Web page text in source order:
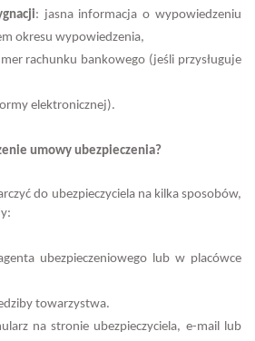
: jasna informacja o wypowiedzeniu
okresu wypowiedzenia,
rachunku bankowego (jeśli przysługuje
elektronicznej).
umowy ubezpieczenia?
do ubezpieczyciela na kilka sposobów,
ubezpieczeniowego lub w placówce
towarzystwa.
na stronie ubezpieczyciela, e-mail lub